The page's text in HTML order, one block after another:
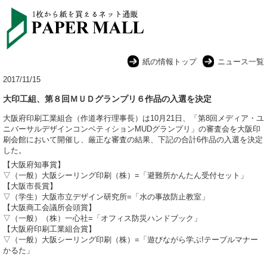
紙の情報トップ
ニュース一覧
2017/11/15
大印工組、第８回ＭＵＤグランプリ６作品の入選を決定
大阪府印刷工業組合（作道孝行理事長）は10月21日、「第8回メディア・ユ
ニバーサルデザインコンペティションMUDグランプリ」の審査会を大阪印
刷会館において開催し、厳正な審査の結果、下記の合計6作品の入選を決定
した。
【大阪府知事賞】
▽（一般）大阪シーリング印刷（株）=「避難所かんたん受付セット」
【大阪市長賞】
▽（学生）大阪市立デザイン研究所=「水の事故防止教室」
【大阪商工会議所会頭賞】
▽（一般）（株）一心社=「オフィス防災ハンドブック」
【大阪府印刷工業組合賞】
▽（一般）大阪シーリング印刷（株）=「遊びながら学ぶ!テーブルマナー
かるた」